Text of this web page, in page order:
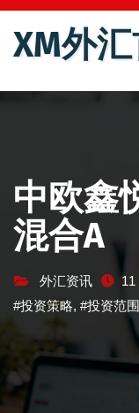
跳
XM外
中欧鑫
混合A
外汇资讯 11
#投资策略, #投资范围